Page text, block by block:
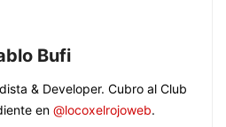
Bufi
& Developer. Cubro al Club
en @locoxelrojoweb.